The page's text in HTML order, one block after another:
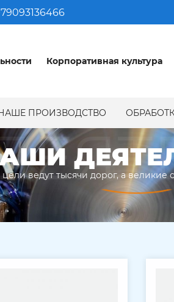
Корпоративная культура
ПРОИЗВОДСТВО
цели ведут тысячи дорог, а